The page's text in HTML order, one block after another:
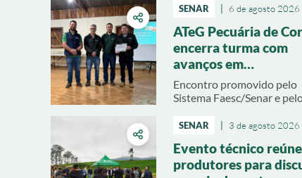
SENAR 6 de agosto 2026
ATeG Pecuária de
encerra turma com
avanços em
produtividade e
rural
Encontro promovido pelo
Sistema Faesc/Senar e
apresentou resultados
alcançados pelas
atendidas
SENAR 3 de agosto 2026
Evento técnico reúne
produtores para